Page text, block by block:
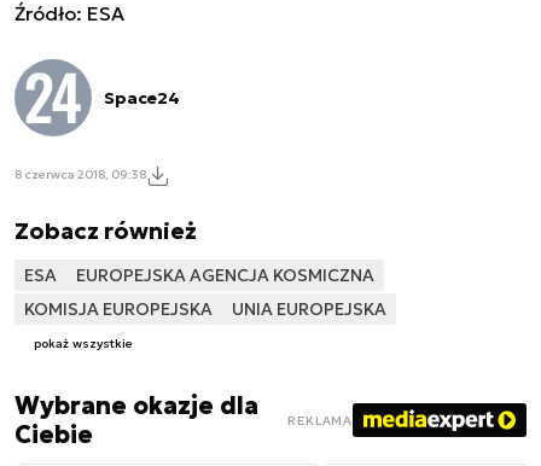
Źródło: ESA
Space24
8 czerwca 2018, 09:38
Zobacz również
ESA
EUROPEJSKA AGENCJA KOSMICZNA
KOMISJA EUROPEJSKA
UNIA EUROPEJSKA
pokaż wszystkie
Wybrane okazje dla
Ciebie
REKLAMA